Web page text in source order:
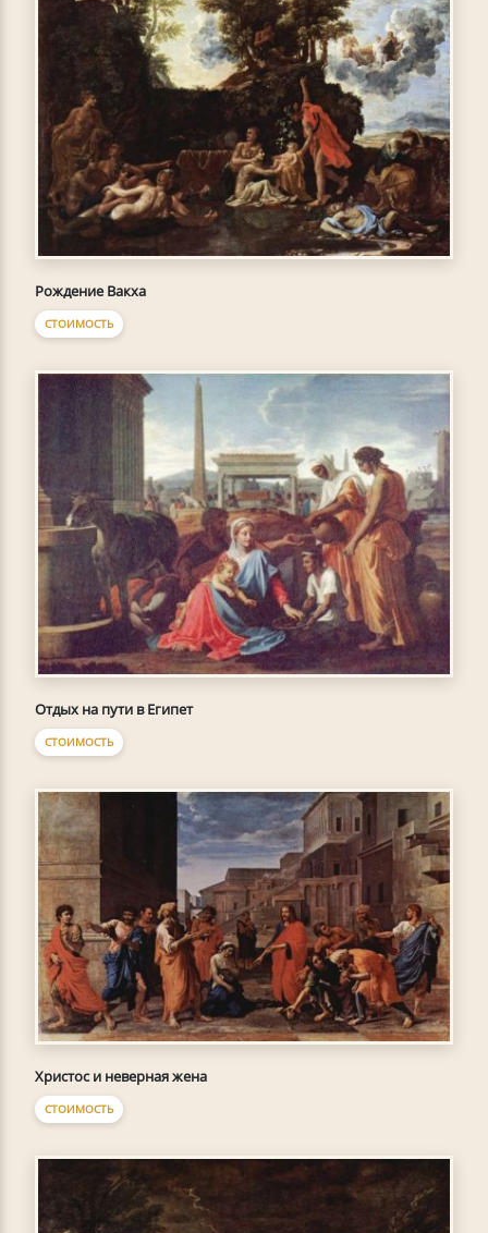
Рождение Вакха
СТОИМОСТЬ
Отдых на пути в Египет
СТОИМОСТЬ
Христос и неверная жена
СТОИМОСТЬ